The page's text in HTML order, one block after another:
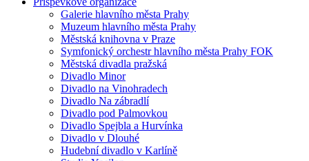
Galerie hlavního města Prahy
Muzeum hlavního města Prahy
Městská knihovna v Praze
Symfonický orchestr hlavního města Prahy FOK
Městská divadla pražská
Divadlo Minor
Divadlo na Vinohradech
Divadlo Na zábradlí
Divadlo pod Palmovkou
Divadlo Spejbla a Hurvínka
Divadlo v Dlouhé
Hudební divadlo v Karlíně